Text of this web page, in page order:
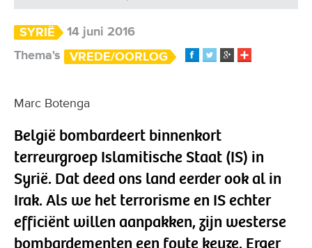
SYRIË
14 juni 2016
Thema's
VREDE/OORLOG
Marc Botenga
België bombardeert binnenkort
terreurgroep Islamitische Staat (IS) in
Syrië. Dat deed ons land eerder ook al in
Irak. Als we het terrorisme en IS echter
efficiënt willen aanpakken, zijn westerse
bombardementen een foute keuze. Erger